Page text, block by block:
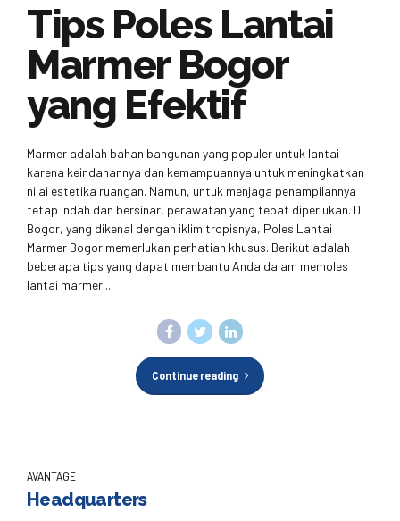
Tips Poles Lantai
Marmer Bogor
yang Efektif
Marmer adalah bahan bangunan yang populer untuk lantai
karena keindahannya dan kemampuannya untuk meningkatkan
nilai estetika ruangan. Namun, untuk menjaga penampilannya
tetap indah dan bersinar, perawatan yang tepat diperlukan. Di
Bogor, yang dikenal dengan iklim tropisnya, Poles Lantai
Marmer Bogor memerlukan perhatian khusus. Berikut adalah
beberapa tips yang dapat membantu Anda dalam memoles
lantai marmer...
Continue reading
AVANTAGE
Headquarters